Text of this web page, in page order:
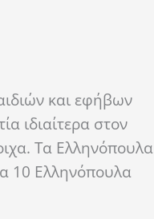
και εφήβων
ιδιαίτερα στον
Τα Ελληνόπουλα
10 Ελληνόπουλα